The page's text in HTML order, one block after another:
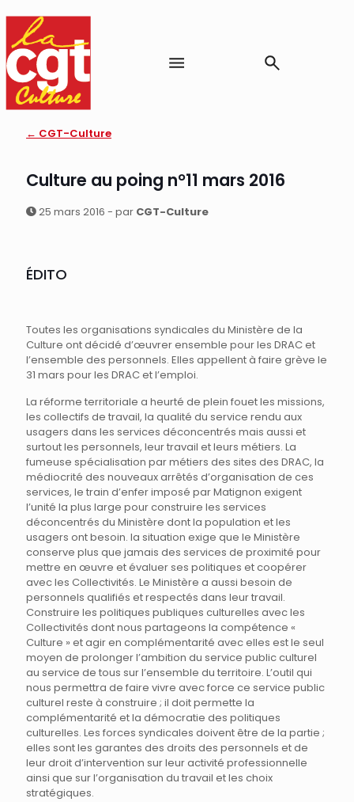
← CGT-Culture
Culture au poing n°11 mars 2016
25 mars 2016 - par CGT-Culture
ÉDITO
Toutes les organisations syndicales du Ministère de la
Culture ont décidé d’œuvrer ensemble pour les DRAC et
l’ensemble des personnels. Elles appellent à faire grève le
31 mars pour les DRAC et l’emploi.
La réforme territoriale a heurté de plein fouet les missions,
les collectifs de travail, la qualité du service rendu aux
usagers dans les services déconcentrés mais aussi et
surtout les personnels, leur travail et leurs métiers. La
fumeuse spécialisation par métiers des sites des DRAC, la
médiocrité des nouveaux arrêtés d’organisation de ces
services, le train d’enfer imposé par Matignon exigent
l’unité la plus large pour construire les services
déconcentrés du Ministère dont la population et les
usagers ont besoin. la situation exige que le Ministère
conserve plus que jamais des services de proximité pour
mettre en œuvre et évaluer ses politiques et coopérer
avec les Collectivités. Le Ministère a aussi besoin de
personnels qualifiés et respectés dans leur travail.
Construire les politiques publiques culturelles avec les
Collectivités dont nous partageons la compétence «
Culture » et agir en complémentarité avec elles est le seul
moyen de prolonger l’ambition du service public culturel
au service de tous sur l’ensemble du territoire. L’outil qui
nous permettra de faire vivre avec force ce service public
culturel reste à construire ; il doit permette la
complémentarité et la démocratie des politiques
culturelles. Les forces syndicales doivent être de la partie ;
elles sont les garantes des droits des personnels et de
leur droit d’intervention sur leur activité professionnelle
ainsi que sur l’organisation du travail et les choix
stratégiques.